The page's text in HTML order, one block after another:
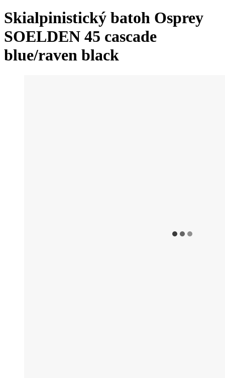
Skialpinistický batoh Osprey
SOELDEN 45 cascade
blue/raven black